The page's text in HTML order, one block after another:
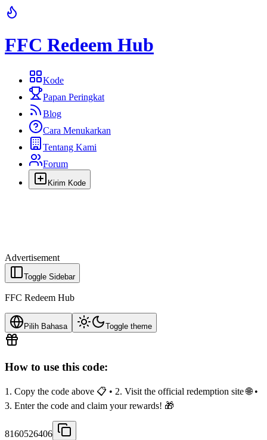
FFC Redeem Hub
Kode
Papan Peringkat
Blog
Cara Menukarkan
Tentang Kami
Forum
Kirim Kode
Advertisement
Toggle Sidebar
FFC Redeem Hub
Pilih Bahasa Toggle theme
How to use this code:
1. Copy the code above 📋 • 2. Visit the official redemption site 🌐 •
3. Enter the code and claim your rewards! 🎁
8160526406